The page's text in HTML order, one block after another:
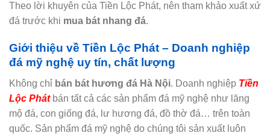
Theo lời khuyên của Tiền Lộc Phát, nên tham khảo xuất xứ
đá trước khi mua bát nhang đá.
Giới thiệu về Tiền Lộc Phát – Doanh nghiệp
đá mỹ nghệ uy tín, chất lượng
Không chỉ bán bát hương đá Hà Nội. Doanh nghiệp Tiền
Lộc Phátbán tất cả các sản phẩm đá mỹ nghệ như lăng
mộ đá, con giống đá, lư hương đá, đồ thờ đá… trên toàn
quốc. Sản phẩm đá mỹ nghệ do chúng tôi sản xuất luôn